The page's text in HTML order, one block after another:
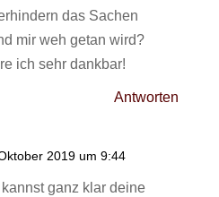
das Sachen
mir weh getan wird?
ich sehr dankbar!
Antworten
2019 um 9:44
kannst ganz klar deine